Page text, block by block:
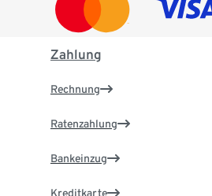
Zahlung
Rechnung
Ratenzahlung
Bankeinzug
Kreditkarte